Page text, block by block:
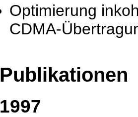
Optimierung
CDMA-
Publikationen
1997